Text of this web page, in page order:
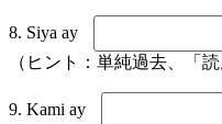
8. Siya ay
（ヒント：単純過去、「読
9. Kami ay